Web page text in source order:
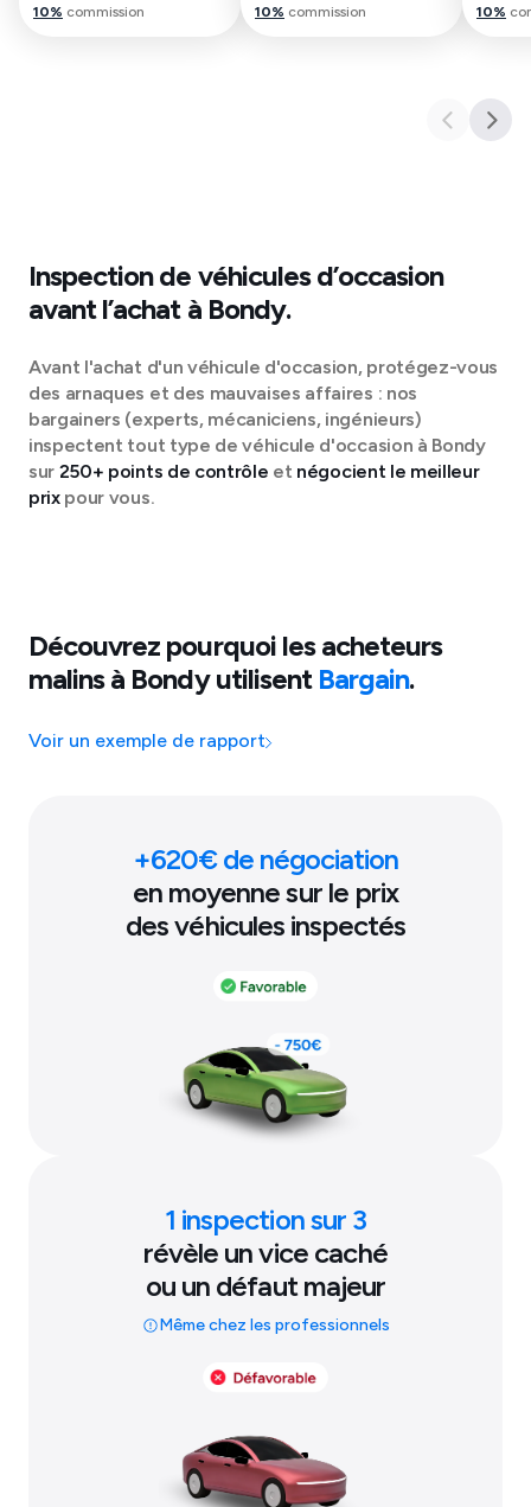
10% commission
10% commission 10%
Inspection de véhicules d’occasion
avant l’achat à Bondy.
Avant l'achat d'un véhicule d'occasion, protégez-vous
des arnaques et des mauvaises affaires : nos
bargainers (experts, mécaniciens, ingénieurs)
inspectent tout type de véhicule d'occasion à Bondy
sur 250+ points de contrôle et négocient le meilleur
prixpour vous.
Découvrez pourquoi les acheteurs
malins à Bondyutilisent Bargain.
Voir un exemple de rapport
+620€ de négociation
en moyenne sur le prix
des véhicules inspectés
1 inspection sur 3
révèle un vice caché
ou un défaut majeur
Même chez les professionnels